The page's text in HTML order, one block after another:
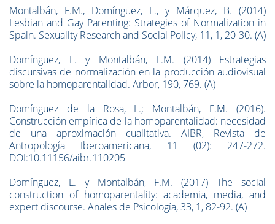
Montalbán, F.M., Domínguez, L., y Márquez, B. (2014)
Lesbian and Gay Parenting: Strategies of Normalization in
Spain. Sexuality Research and Social Policy, 11, 1, 20-30. (A)
Domínguez, L. y Montalbán, F.M. (2014) Estrategias
discursivas de normalización en la producción audiovisual
sobre la homoparentalidad. Arbor, 190, 769. (A)
Domínguez de la Rosa, L.; Montalbán, F.M. (2016).
Construcción empírica de la homoparentalidad: necesidad
de una aproximación cualitativa. AIBR, Revista de
Antropología Iberoamericana, 11 (02): 247-272.
DOI:10.11156/aibr.110205
Domínguez, L. y Montalbán, F.M. (2017) The social
construction of homoparentality: academia, media, and
expert discourse. Anales de Psicología, 33, 1, 82-92. (A)